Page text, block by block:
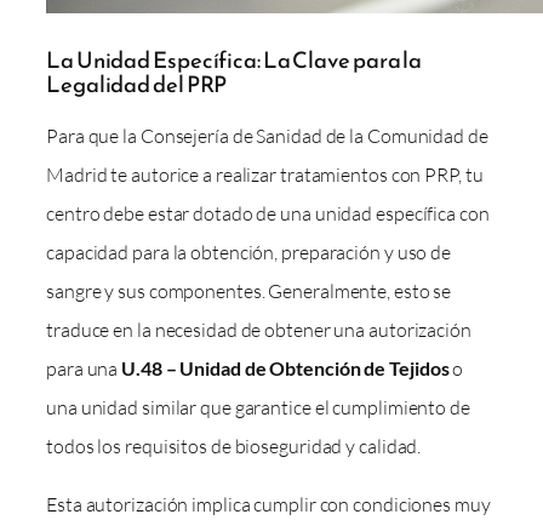
La Unidad Específica: La Clave para la
Legalidad del PRP
Para que la Consejería de Sanidad de la Comunidad de
Madrid te autorice a realizar tratamientos con PRP, tu
centro debe estar dotado de una unidad específica con
capacidad para la obtención, preparación y uso de
sangre y sus componentes. Generalmente, esto se
traduce en la necesidad de obtener una autorización
para una U.48 – Unidad de Obtención de Tejidoso
una unidad similar que garantice el cumplimiento de
todos los requisitos de bioseguridad y calidad.
Esta autorización implica cumplir con condiciones muy